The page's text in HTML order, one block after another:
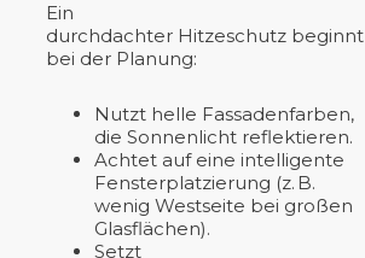
Ein
durchdachter Hitzeschutz beginnt
bei der Planung:
Nutzt helle Fassadenfarben,
die Sonnenlicht reflektieren.
Achtet auf eine intelligente
Fensterplatzierung (z. B.
wenig Westseite bei großen
Glasflächen).
Setzt